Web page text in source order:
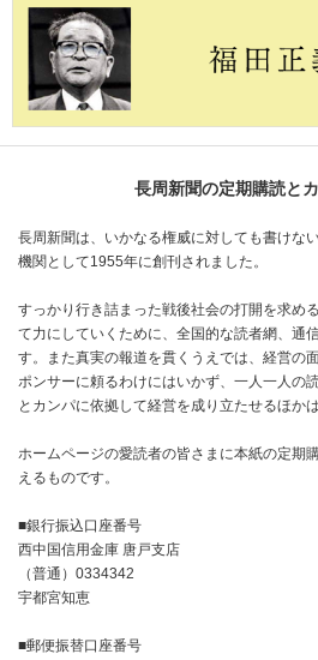
長周新聞の定期購読と
長周新聞は、いかなる権威に対しても書けな
機関として1955年に創刊されました。
すっかり行き詰まった戦後社会の打開を求め
て力にしていくために、全国的な読者網、通
す。また真実の報道を貫くうえでは、経営の
ポンサーに頼るわけにはいかず、一人一人の
とカンパに依拠して経営を成り立たせるほか
ホームページの愛読者の皆さまに本紙の定期
えるものです。
■銀行振込口座番号
西中国信用金庫 唐戸支店
（普通）0334342
宇都宮知恵
■郵便振替口座番号